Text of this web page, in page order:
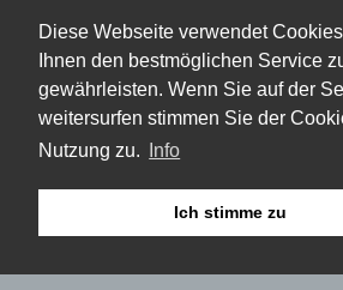
Diese Webseite verwendet
Ihnen den bestmöglichen Service
gewährleisten. Wenn Sie auf der
weitersurfen stimmen Sie der
Nutzung zu.
Info
Ich stimme zu
Impressum
Haftungsausschluss
Datenschutz
© 2019 Fritz Bauer Institut – Stiftung
Rechts, Frankfurt am Main